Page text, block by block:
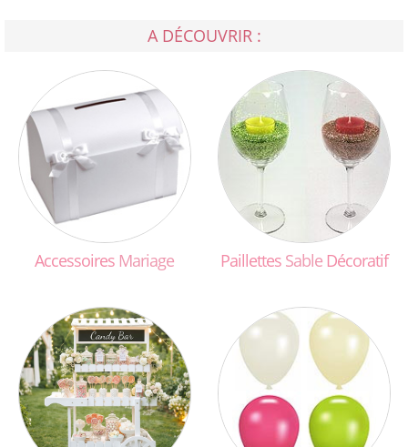
A DÉCOUVRIR :
Accessoires Mariage Paillettes SableDécoratif